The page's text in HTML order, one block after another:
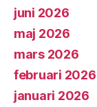
juni 2026
maj 2026
mars 2026
februari 2026
januari 2026